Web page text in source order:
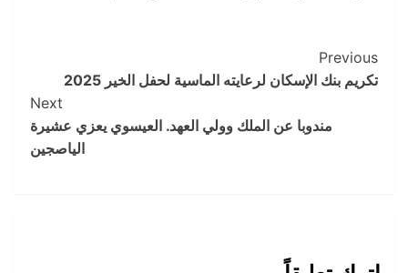
Post
Navigation
Previous
تكريم بنك الإسكان لرعايته الماسية لحفل الخير 2025
Next
مندوبا عن الملك وولي العهد. العيسوي يعزي عشيرة
الياصجين